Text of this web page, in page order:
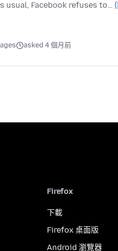
usual, Facebook refuses to…
asked 4 個月前
Firefox
下載
Firefox 桌面版
Android 瀏覽器